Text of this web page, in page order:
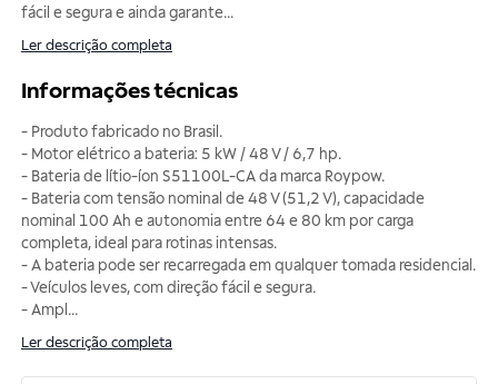
fácil e segura e ainda garante...
Ler descrição completa
Informações técnicas
- Produto fabricado no Brasil.
- Motor elétrico a bateria: 5 kW / 48 V / 6,7 hp.
- Bateria de lítio-íon S51100L-CA da marca Roypow.
- Bateria com tensão nominal de 48 V (51,2 V), capacidade
nominal 100 Ah e autonomia entre 64 e 80 km por carga
completa, ideal para rotinas intensas.
- A bateria pode ser recarregada em qualquer tomada residencial.
- Veículos leves, com direção fácil e segura.
- Ampl ...
Ler descrição completa